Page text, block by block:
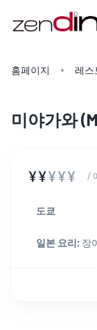
홈페이지 레스
미야가와(
¥¥¥¥¥ /
도쿄
일본 요리 : 장